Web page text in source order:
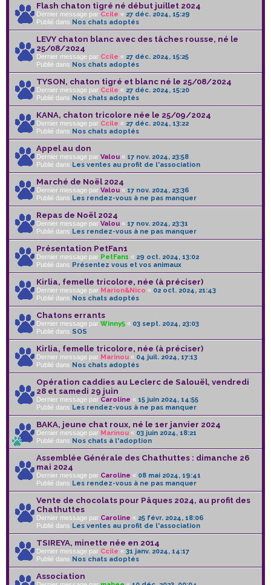
Flash chaton tigré né début juillet 2024
Dernier message par Ccile « 27 déc. 2024, 15:29
Publié dans Nos chats adoptés
LEVY chaton blanc avec des tâches rousse, né le
25/08/2024
Dernier message par Ccile « 27 déc. 2024, 15:25
Publié dans Nos chats adoptés
TYSON, chaton tigré et blanc né le 25/08/2024
Dernier message par Ccile « 27 déc. 2024, 15:20
Publié dans Nos chats adoptés
KANA, chaton tricolore née le 25/09/2024
Dernier message par Ccile « 27 déc. 2024, 13:22
Publié dans Nos chats adoptés
Appel au don
Dernier message par Valou « 17 nov. 2024, 23:58
Publié dans Les ventes au profit de l'association
Marché de Noël 2024
Dernier message par Valou « 17 nov. 2024, 23:36
Publié dans Les rendez-vous à ne pas manquer
Repas de Noël 2024
Dernier message par Valou « 17 nov. 2024, 23:31
Publié dans Les rendez-vous à ne pas manquer
Présentation PetFan1
Dernier message par PetFan1 « 29 oct. 2024, 13:02
Publié dans Présentez vous et vos animaux
Kirlia, femelle tricolore, née (à préciser)
Dernier message par Marion&Nico « 02 oct. 2024, 21:43
Publié dans Nos chats adoptés
Chatons errants
Dernier message par Winny5 « 03 sept. 2024, 23:03
Publié dans SOS
Kirlia, femelle tricolore, née (à préciser)
Dernier message par Marinou « 04 juil. 2024, 17:13
Publié dans Nos chats adoptés
Opération caddies au Leclerc de Salouël, vendredi
28 et samedi 29 juin
Dernier message par Caroline « 15 juin 2024, 14:55
Publié dans Les rendez-vous à ne pas manquer
BAKA, jeune chat roux, né le 1er janvier 2024
Dernier message par Marinou « 03 juin 2024, 18:21
Publié dans Nos chats à l'adoption
Assemblée Générale des Chathuttes : dimanche 26
mai 2024
Dernier message par Caroline « 08 mai 2024, 19:41
Publié dans Les rendez-vous à ne pas manquer
Vente de chocolats pour Pâques 2024, au profit des
Chathuttes
Dernier message par Caroline « 25 févr. 2024, 18:06
Publié dans Les ventes au profit de l'association
TSIREYA, minette née en 2014
Dernier message par Ccile « 31 janv. 2024, 14:17
Publié dans Nos chats adoptés
Association